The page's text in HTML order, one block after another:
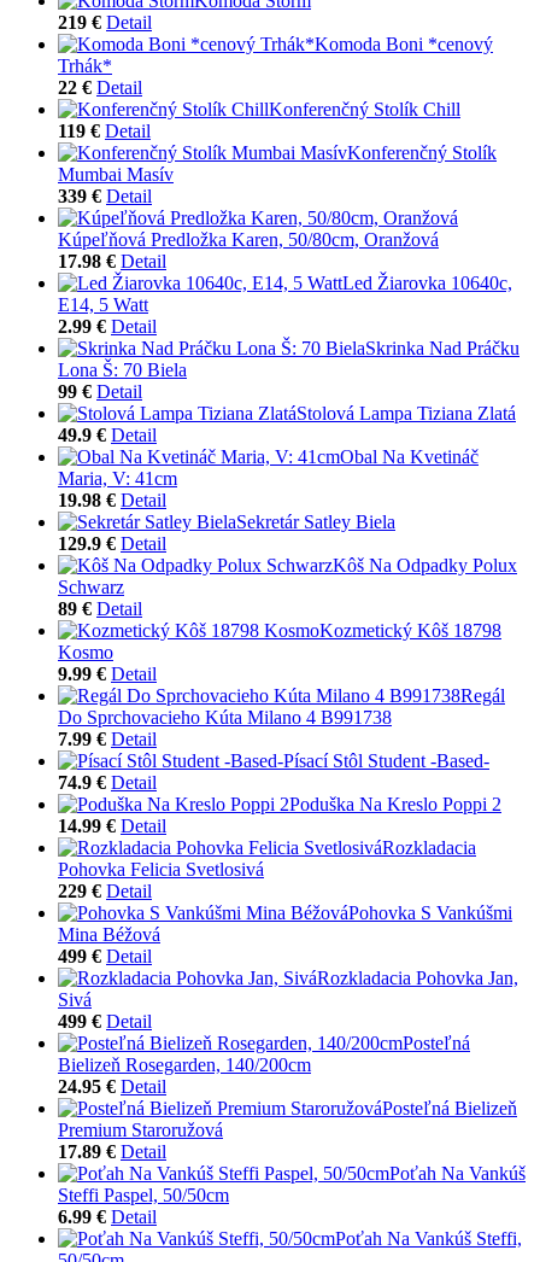
219 € Detail
Komoda Boni *cenový
Trhák*
22 € Detail
Konferenčný Stolík Chill
119 € Detail
Konferenčný Stolík
Mumbai Masív
339 € Detail
Kúpeľňová Predložka Karen, 50/80cm, Oranžová
17.98 € Detail
Led Žiarovka 10640c,
E14, 5 Watt
2.99 € Detail
Skrinka Nad Práčku
Lona Š: 70 Biela
99 € Detail
Stolová Lampa Tiziana Zlatá
49.9 € Detail
Obal Na Kvetináč
Maria, V: 41cm
19.98 € Detail
Sekretár Satley Biela
129.9 € Detail
Kôš Na Odpadky Polux
Schwarz
89 € Detail
Kozmetický Kôš 18798
Kosmo
9.99 € Detail
Regál
Do Sprchovacieho Kúta Milano 4 B991738
7.99 € Detail
Písací Stôl Student -Based-
74.9 € Detail
Poduška Na Kreslo Poppi 2
14.99 € Detail
Rozkladacia
Pohovka Felicia Svetlosivá
229 € Detail
Pohovka S Vankúšmi
Mina Béžová
499 € Detail
Rozkladacia Pohovka Jan,
Sivá
499 € Detail
Posteľná
Bielizeň Rosegarden, 140/200cm
24.95 € Detail
Posteľná Bielizeň
Premium Staroružová
17.89 € Detail
Poťah Na Vankúš
Steffi Paspel, 50/50cm
6.99 € Detail
Poťah Na Vankúš Steffi,